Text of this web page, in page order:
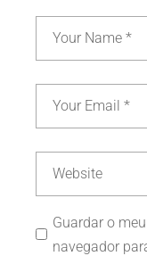
Guardar o
navegador